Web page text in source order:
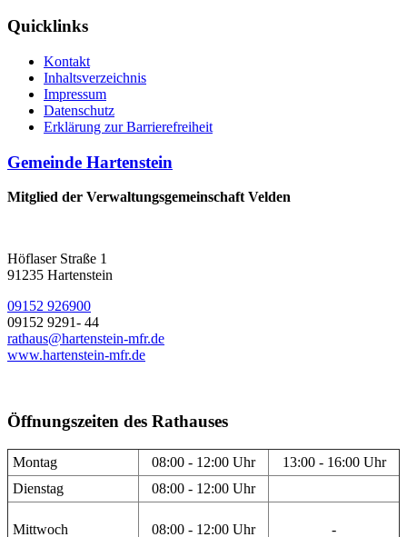
Quicklinks
Kontakt
Inhaltsverzeichnis
Impressum
Datenschutz
Erklärung zur Barrierefreiheit
Gemeinde Hartenstein
Mitglied der Verwaltungsgemeinschaft Velden
Höflaser Straße 1
91235 Hartenstein
09152 926900
09152 9291- 44
rathaus@hartenstein-mfr.de
www.hartenstein-mfr.de
Öffnungszeiten des Rathauses
Montag 08:00 - 12:00 Uhr
13:00 - 16:00 Uhr
Dienstag
08:00 - 12:00 Uhr
Mittwoch 08:00 - 12:00 Uhr -